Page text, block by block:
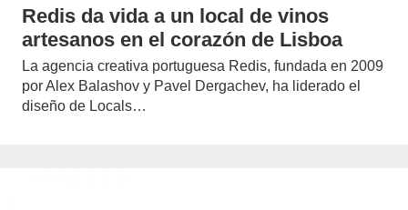
Redis da vida a un local de vinos
artesanos en el corazón de Lisboa
La agencia creativa portuguesa Redis, fundada en 2009
por Alex Balashov y Pavel Dergachev, ha liderado el
diseño de Locals…